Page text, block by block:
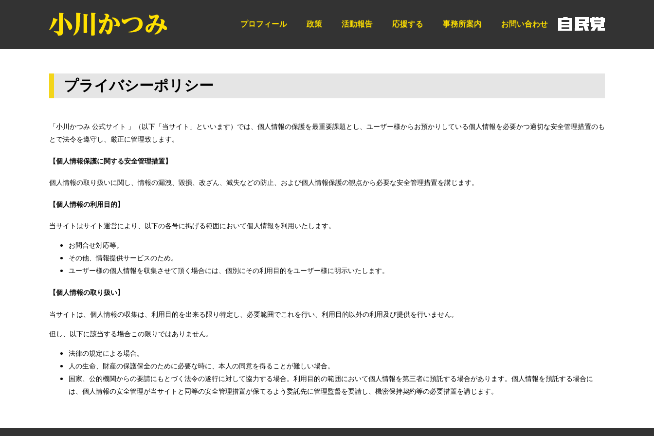
プロフィール 政策 活動報告 応援する 事務所案内 お問い合わせ
プライバシーポリシー
「小川かつみ 公式サイト 」（以下「当サイト」といいます）では、個人情報の保護を最重要課題とし、ユーザー様からお預かりしている個人情報を必要かつ適切な安全管理措置のも
とで法令を遵守し、厳正に管理致します。
【個人情報保護に関する安全管理措置】
個人情報の取り扱いに関し、情報の漏洩、毀損、改ざん、滅失などの防止、および個人情報保護の観点から必要な安全管理措置を講じます。
【個人情報の利用目的】
当サイトはサイト運営により、以下の各号に掲げる範囲において個人情報を利用いたします。
お問合せ対応等。
その他、情報提供サービスのため。
ユーザー様の個人情報を収集させて頂く場合には、個別にその利用目的をユーザー様に明示いたします。
【個人情報の取り扱い】
当サイトは、個人情報の収集は、利用目的を出来る限り特定し、必要範囲でこれを行い、利用目的以外の利用及び提供を行いません。
但し、以下に該当する場合この限りではありません。
法律の規定による場合。
人の生命、財産の保護保全のために必要な時に、本人の同意を得ることが難しい場合。
国家、公的機関からの要請にもとづく法令の遂行に対して協力する場合。利用目的の範囲において個人情報を第三者に預託する場合があります。個人情報を預託する場合に
は、個人情報の安全管理が当サイトと同等の安全管理措置が保てるよう委託先に管理監督を要請し、機密保持契約等の必要措置を講じます。